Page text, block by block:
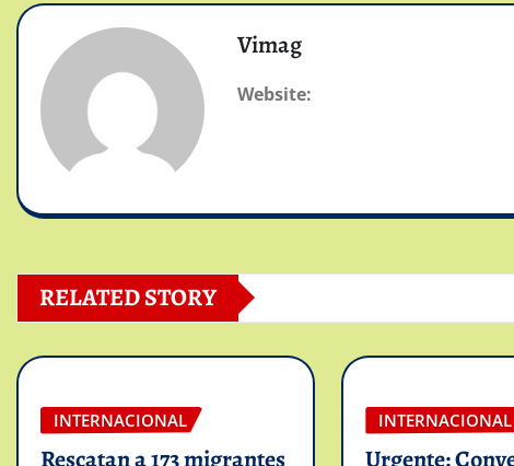
Vimag
Website:
RELATED STORY
INTERNACIONAL INTERNACIONAL